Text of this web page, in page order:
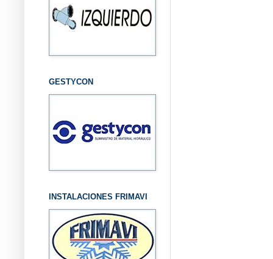
GESTYCON
INSTALACIONES FRIMAVI